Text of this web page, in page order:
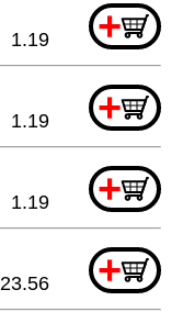
+
1.19
+
1.19
+
1.19
+
23.56